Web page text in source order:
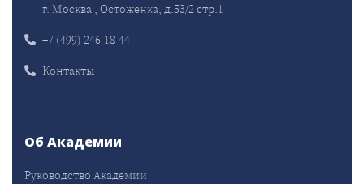
г. Москва , Остоженка, д.53/2 стр.1
+7 (499) 246-18-44
Контакты
Об Академии
Руководство Академии